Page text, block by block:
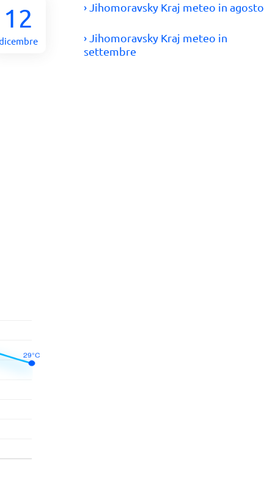
12 › Jihomoravsky Kraj meteo in agosto
› Jihomoravsky Kraj meteo in
settembre